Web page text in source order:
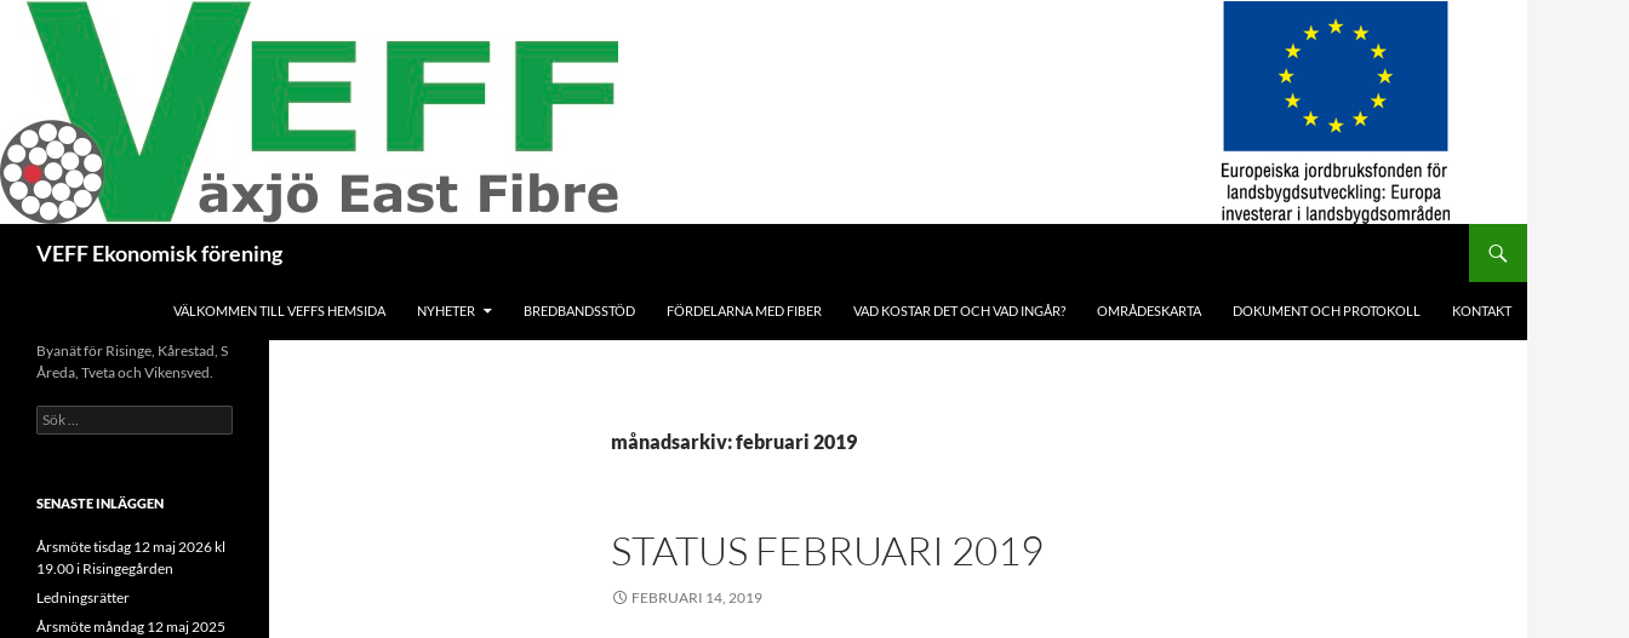
Hoppa
innehåll
VEFF Ekonomisk förening
VÄLKOMMEN TILL VEFFS HEMSIDA NYHETER BREDBANDSSTÖD FÖRDELARNA MED FIBER VAD KOSTAR DET OCH VAD INGÅR? OMRÅDESKARTA DOKUMENT OCH PROTOKOLL KONTAKT
månadsarkiv: februari 2019
STATUS FEBRUARI 2019
FEBRUARI 14, 2019
Byanät för Risinge, Kårestad, S
Åreda, Tveta och Vikensved.
Sök
efter:
SENASTE INLÄGGEN
Årsmöte tisdag 12 maj 2026 kl
19.00 i Risingegården
Ledningsrätter
Årsmöte måndag 12 maj 2025